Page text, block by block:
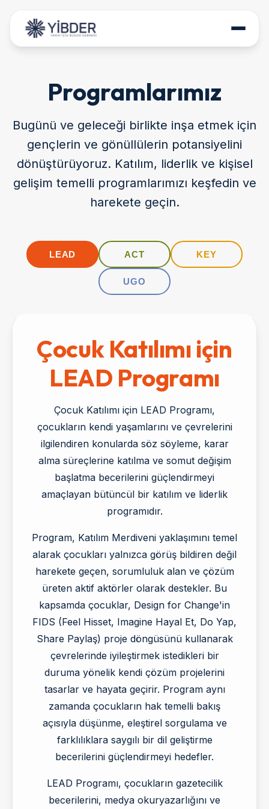
PROJELERİMİZ
POLİTİKA BELGELERİ
İLETİŞİM
DESTEK OLUN
Programlarımız
Bugünü ve geleceği birlikte inşa etmek için
gençlerin ve gönüllülerin potansiyelini
dönüştürüyoruz. Katılım, liderlik ve kişisel
gelişim temelli programlarımızı keşfedin ve
harekete geçin.
LEAD ACT KEY
UGO
Çocuk Katılımı için
LEAD Programı
Çocuk Katılımı için LEAD Programı,
çocukların kendi yaşamlarını ve çevrelerini
ilgilendiren konularda söz söyleme, karar
alma süreçlerine katılma ve somut değişim
başlatma becerilerini güçlendirmeyi
amaçlayan bütüncül bir katılım ve liderlik
programıdır.
Program, Katılım Merdiveni yaklaşımını temel
alarak çocukları yalnızca görüş bildiren değil
harekete geçen, sorumluluk alan ve çözüm
üreten aktif aktörler olarak destekler. Bu
kapsamda çocuklar, Design for Change'in
FIDS (Feel Hisset, Imagine Hayal Et, Do Yap,
Share Paylaş) proje döngüsünü kullanarak
çevrelerinde iyileştirmek istedikleri bir
duruma yönelik kendi çözüm projelerini
tasarlar ve hayata geçirir. Program aynı
zamanda çocukların hak temelli bakış
açısıyla düşünme, eleştirel sorgulama ve
farklılıklara saygılı bir dil geliştirme
becerilerini güçlendirmeyi hedefler.
LEAD Programı, çocukların gazetecilik
becerilerini, medya okuryazarlığını ve